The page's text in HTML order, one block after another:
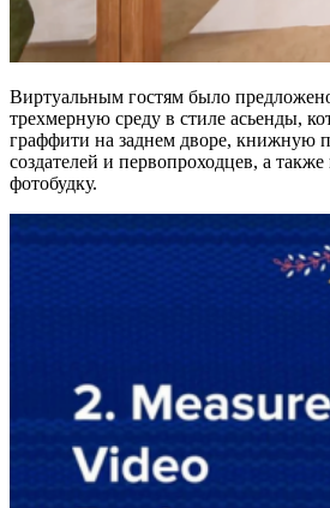
Виртуальным гостям было
трехмерную среду в стиле асьенды,
граффити на заднем дворе, книжную
создателей и первопроходцев, а
фотобудку.